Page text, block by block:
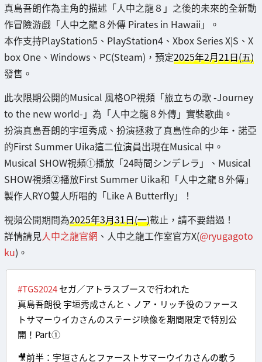
真島吾朗作為主角的描述「人中之龍８」之後的未來的全新動
作冒險游戲「人中之龍８外傳 Pirates in Hawaii」。
本作支持PlayStation5、PlayStation4、Xbox Series X|S、X
box One、Windows、PC(Steam)，預定2025年2月21日(五)
發售。
此次限期公開的Musical 風格OP視頻「旅立ちの歌 -Journey
to the new world-」為「人中之龍８外傳」實裝歌曲。
扮演真島吾朗的宇垣秀成、扮演拯救了真島性命的少年・諾亞
的First Summer Uika這二位演員出現在Musical 中。
Musical SHOW視頻①播放「24時間シンデレラ」、Musical
SHOW視頻②播放First Summer Uika和「人中之龍８外傳」
製作人RYO雙人所唱的「Like A Butterfly」！
視頻公開期間為2025年3月31日(一)截止，請不要錯過！
詳情請見人中之龍官網 、人中之龍工作室官方X(@ryugagoto
ku)。
#TGS2024セガ／アトラスブースで行われた
真島吾朗役 宇垣秀成さんと、ノア・リッチ役のファース
トサマーウイカさんのステージ映像を期間限定で特別公
開！Part①
🎥前半：宇垣さんとファーストサマーウイカさんの歌う